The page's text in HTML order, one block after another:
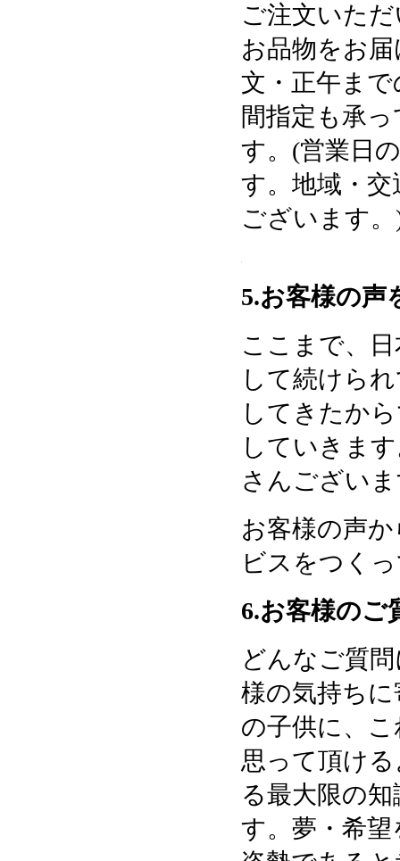
ご注文いた
お品物をお
文・正午ま
間指定も承
す。(営業日
す。地域・
ございます
5.お客様の声
ここまで、
して続けら
してきたか
していきま
さんござい
お客様の声
ビスをつく
6.お客様のご
どんなご質
様の気持ち
の子供に、
思って頂け
る最大限の
す。夢・希